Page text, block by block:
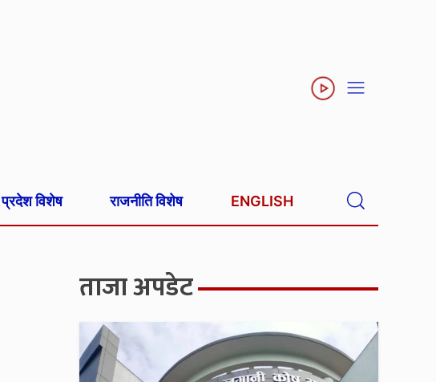
प्रदेश विशेष राजनीति विशेष ENGLISH
ताजा अपडेट